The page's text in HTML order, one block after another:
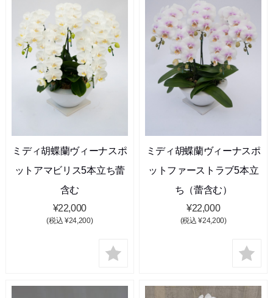
ミディ胡蝶蘭ヴィーナスポ
ットアマビリス5本立ち蕾
含む
¥22,000
(税込 ¥24,200)
ミディ胡蝶蘭ヴィーナスポ
ットファーストラブ5本立
ち（蕾含む）
¥22,000
(税込 ¥24,200)